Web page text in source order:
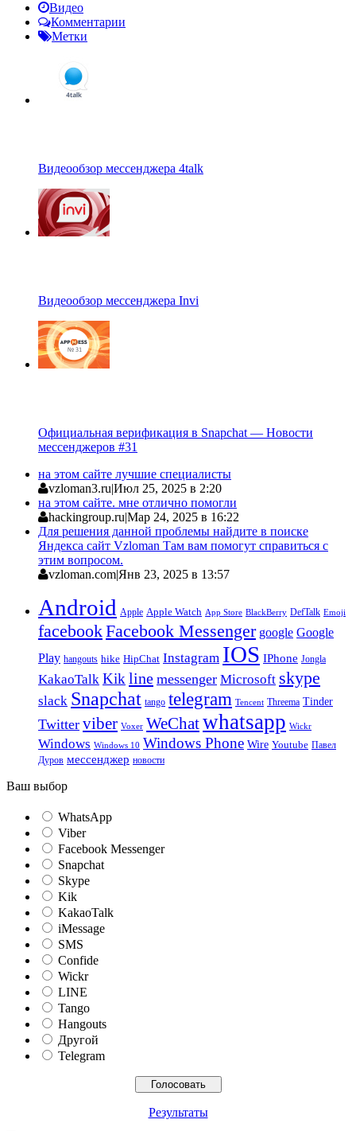
Видео
Комментарии
Метки
Видеообзор мессенджера 4talk
Видеообзор мессенджера Invi
Официальная верификация в Snapchat — Новости
мессенджеров #31
на этом сайте лучшие специалисты
vzloman3.ru|Июл 25, 2025 в 2:20
на этом сайте. мне отлично помогли
hackingroup.ru|Мар 24, 2025 в 16:22
Для решения данной проблемы найдите в поиске
Яндекса сайт Vzloman Там вам помогут справиться с
этим вопросом.
vzloman.com|Янв 23, 2025 в 13:57
Android Apple Apple Watch App Store BlackBerry DefTalk Emoji
facebookFacebook Messenger google Google
Play hangouts hike HipChat Instagram IOS IPhone Jongla
KakaoTalk Kik line messenger Microsoft skype
slack Snapchat tango telegram Tencent Threema Tinder
Twitter viber Voxer WeChatwhatsapp Wickr
Windows Windows 10 Windows Phone Wire Youtube Павел
Дуров мессенджер новости
Ваш выбор
WhatsApp
Viber
Facebook Messenger
Snapchat
Skype
Kik
KakaoTalk
iMessage
SMS
Confide
Wickr
LINE
Tango
Hangouts
Другой
Telegram
Результаты